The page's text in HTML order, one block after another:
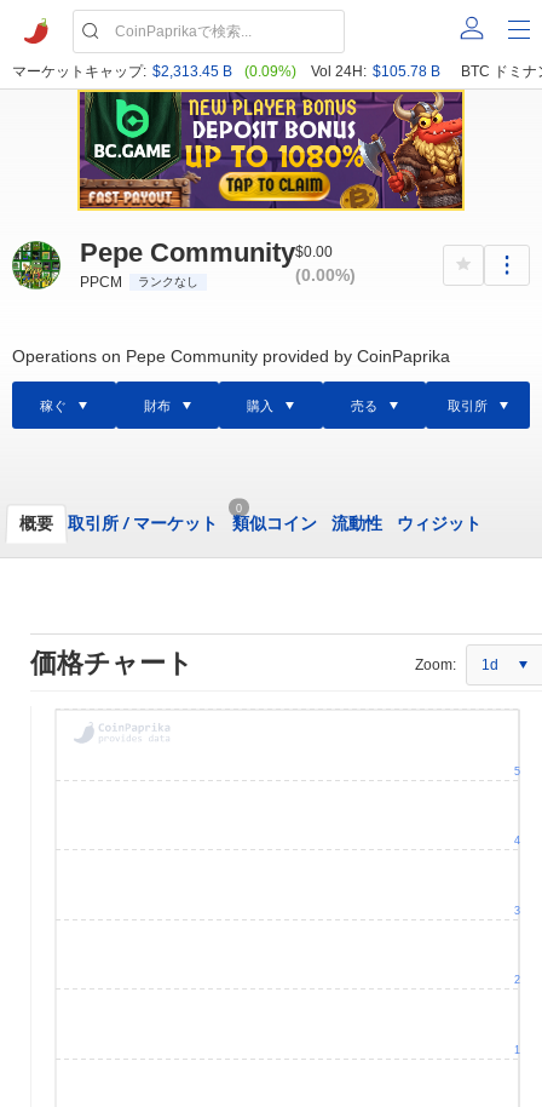
マーケットキャップ: $2,313.45 B (0.09%) Vol 24H: $105.78 B BTC ドミナ
Pepe Community
PPCM ランクなし
$0.00
(0.00%)
Operations on Pepe Community provided by CoinPaprika
稼ぐ 財布 購入 売る 取引所
概要 取引所 /マーケット
0
類似コイン 流動性 ウィジット
価格チャート Zoom: 1d
1
2
3
4
5